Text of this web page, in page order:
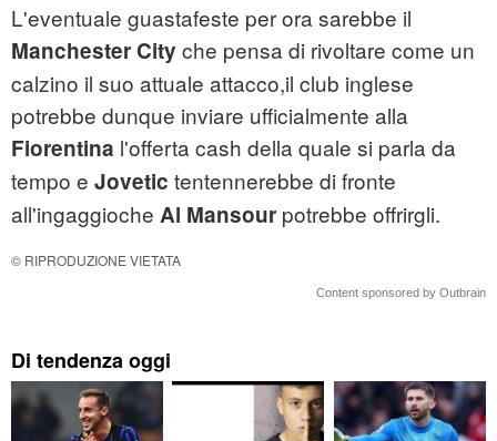
L'eventuale guastafeste per ora sarebbe il
Manchester City che pensa di rivoltare come un
calzino il suo attuale attacco,il club inglese
potrebbe dunque inviare ufficialmente alla
Fiorentina l'offerta cash della quale si parla da
tempo e Jovetic tentennerebbe di fronte
all'ingaggioche Al Mansour potrebbe offrirgli.
© RIPRODUZIONE VIETATA
Content sponsored by Outbrain
Di tendenza oggi